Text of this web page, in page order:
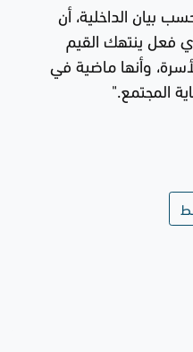
بيان الداخلية، أن
فعل ينتهك القيم
وأنها ماضية في
المجتمع."